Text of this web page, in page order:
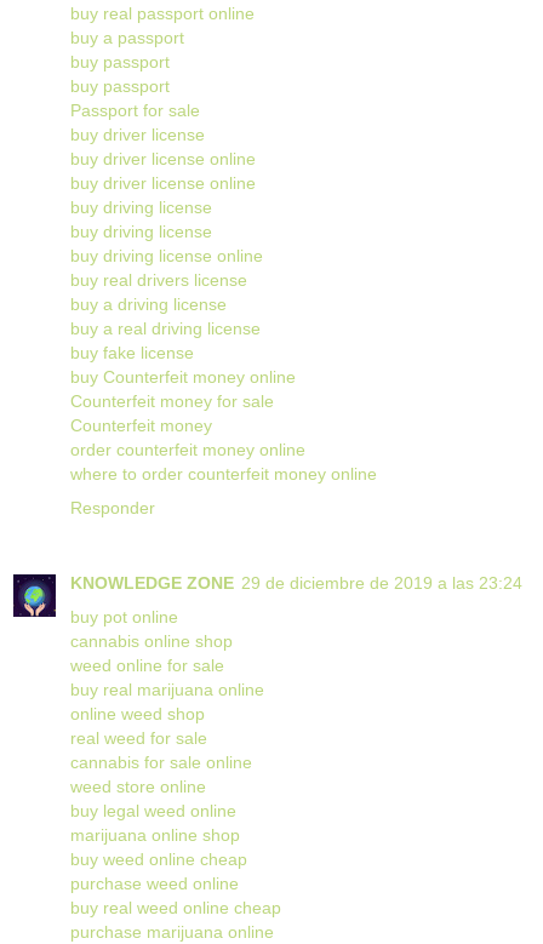
buy real passport online
buy a passport
buy passport
buy passport
Passport for sale
buy driver license
buy driver license online
buy driver license online
buy driving license
buy driving license
buy driving license online
buy real drivers license
buy a driving license
buy a real driving license
buy fake license
buy Counterfeit money online
Counterfeit money for sale
Counterfeit money
order counterfeit money online
where to order counterfeit money online
Responder
KNOWLEDGE ZONE 29 de diciembre de 2019 a las 23:24
buy pot online
cannabis online shop
weed online for sale
buy real marijuana online
online weed shop
real weed for sale
cannabis for sale online
weed store online
buy legal weed online
marijuana online shop
buy weed online cheap
purchase weed online
buy real weed online cheap
purchase marijuana online